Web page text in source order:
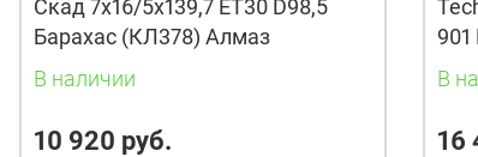
Скад 7x16/5x139,7 ET30 D98,5
Барахас (КЛ378) Алмаз
В наличии
10 920 руб.
901
В
16